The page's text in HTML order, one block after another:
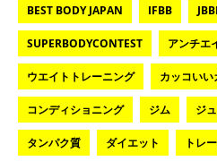
BEST BODY JAPAN IFBB
SUPERBODYCONTEST アンチエ
ウエイトトレーニング カッコいい
コンディショニング ジム ジ
タンパク質 ダイエット トレ